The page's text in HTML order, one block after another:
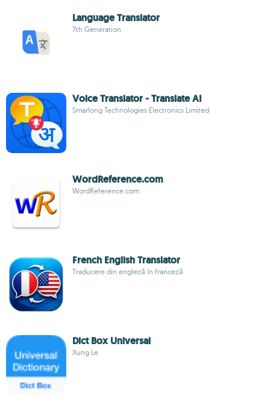
Language Translator
7th Generation
Voice Translator - Translate AI
Smarlong Technologies Electronics Limited
WordReference.com
WordReference.com
French English Translator
Traducere din engleză în franceză
Dict Box Universal
Xung Le